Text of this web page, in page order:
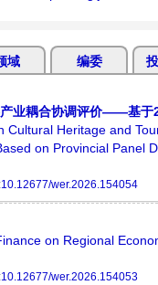
域 编委
业耦合协调评价——基于
Heritage and
on Provincial Panel
10.12677/wer.2026.154054
on Regional
10.12677/wer.2026.154053